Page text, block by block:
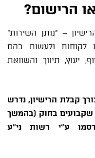
הרישום?
– "נותן השירות"
לקוחות ולעשות בהם
יעוץ, תיווך והשוואת
קבלת הרישיון, נדרש
שקבועים בחוק (בהמשך
ע"י רשות ני"ע